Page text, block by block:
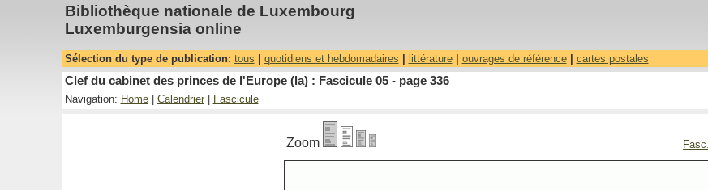
Bibliothèque nationale de Luxembourg
Luxemburgensia online
Sélection du type de publication: tous quotidiens et hebdomadaires littérature| ouvrages de référence| cartes postales
Clef du cabinet des princes de l'Europe (la) : Fascicule 05 - page 336
Navigation: Home| Calendrier| Fascicule
Zoom